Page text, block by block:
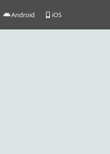
Android iOS